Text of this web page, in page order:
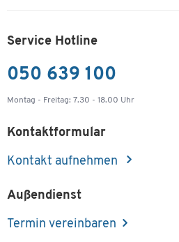
Service Hotline
050 639 100
Montag - Freitag: 7.30 - 18.00 Uhr
Kontaktformular
Kontakt aufnehmen
Außendienst
Termin vereinbaren